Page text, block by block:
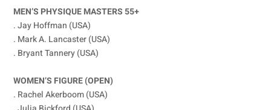
MEN’S PHYSIQUE MASTERS 55+
. Jay Hoffman (USA)
. Mark A. Lancaster (USA)
. Bryant Tannery (USA)
WOMEN’S FIGURE (OPEN)
. Rachel Akerboom (USA)